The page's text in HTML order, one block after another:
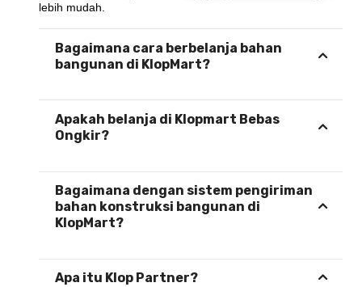
lebih mudah.
Bagaimana cara berbelanja bahan
bangunan di KlopMart?
Apakah belanja di Klopmart Bebas
Ongkir?
Bagaimana dengan sistem pengiriman
bahan konstruksi bangunan di
KlopMart?
Apa itu Klop Partner?